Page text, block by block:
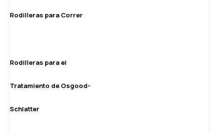
Rodilleras para Correr
Rodilleras para el
Tratamiento de Osgood-
Schlatter